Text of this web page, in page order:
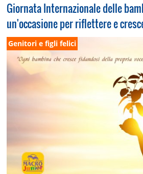
Giornata Internazionale delle
un'occasione per riflettere e
Genitori e figli felici